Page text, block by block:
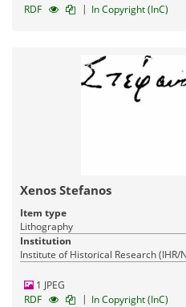
RDF | In Copyright (InC)
Xenos Stefanos
Item type
Lithography
Institution
Institute of Historical Research (IHR/
1 JPEG
RDF
| In Copyright (InC)